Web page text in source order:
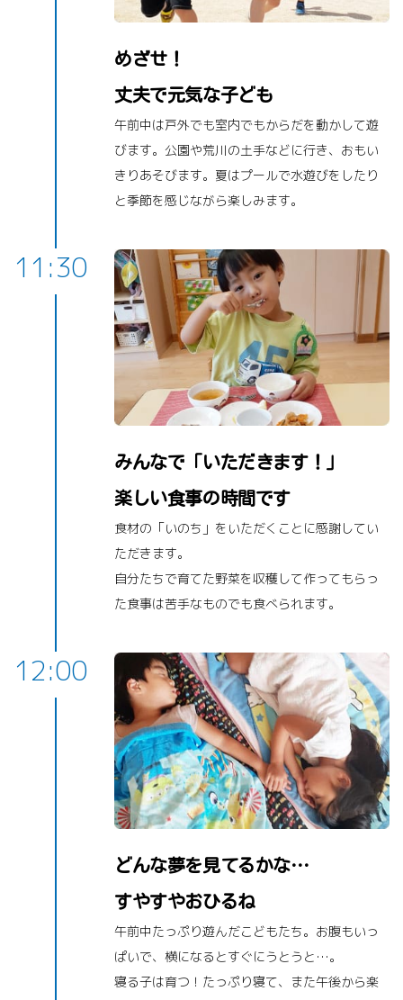
めざせ！
丈夫で元気な子ども
午前中は戸外でも室内でもからだを動かして遊
びます。公園や荒川の土手などに行き、おもい
きりあそびます。夏はプールで水遊びをしたり
と季節を感じながら楽しみます。
11:30
みんなで「いただきます！」
楽しい食事の時間です
食材の「いのち」をいただくことに感謝してい
ただきます。
自分たちで育てた野菜を収穫して作ってもらっ
た食事は苦手なものでも食べられます。
12:00
どんな夢を見てるかな…
すやすやおひるね
午前中たっぷり遊んだこどもたち。お腹もいっ
ぱいで、横になるとすぐにうとうと…。
寝る子は育つ！たっぷり寝て、また午後から楽